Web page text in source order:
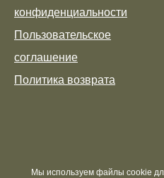
конфиденциальности
Пользовательское
соглашение
Политика возврата
Мы используем файлы cookie